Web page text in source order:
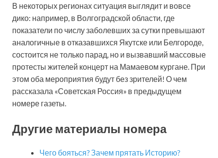
В некоторых регионах ситуация выглядит и вовсе
дико: например, в Волгоградской области, где
показатели по числу заболевших за сутки превышают
аналогичные в отказавшихся Якутске или Белгороде,
состоится не только парад, но и вызвавший массовые
протесты жителей концерт на Мамаевом кургане. При
этом оба мероприятия будут без зрителей! О чем
рассказала «Советская Россия» в предыдущем
номере газеты.
Другие материалы номера
Чего бояться? Зачем прятать Историю?